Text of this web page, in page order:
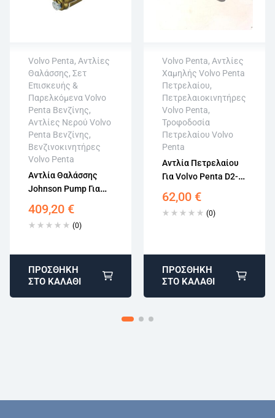
Volvo Penta, Αντλίες
Θαλάσσης, Σετ
Επισκευής &
Παρελκόμενα Volvo
Penta Βενζίνης,
Αντλίες Νερού Volvo
Penta Βενζίνης,
Βενζινοκινητήρες
Volvo Penta
Αντλία Θαλάσσης
Johnson Pump Για
Volvo Penta 855578,
10-32621-2
409,20 €
(0)
Άμεση αποστολή
Επιστροφή εντός
15 εργάσιμων
Αγορά χωρίς
εγγραφή
ΠΡΟΣΘΉΚΗ
ΣΤΟ ΚΑΛΆΘΙ
Volvo Penta, Αντλίες
Χαμηλής Volvo Penta
Πετρελαίου,
Πετρελαιοκινητήρες
Volvo Penta,
Τροφοδοσία
Πετρελαίου Volvo
Penta
Αντλία Πετρελαίου
Για Volvo Penta D2-
55, D2010, D2020,
D2030, D2040
3580100
62,00 €
(0)
Άμεση αποστολή
Επιστροφή εντός
15 εργάσιμων
Αγορά χωρίς
εγγραφή
ΠΡΟΣΘΉΚΗ
ΣΤΟ ΚΑΛΆΘΙ